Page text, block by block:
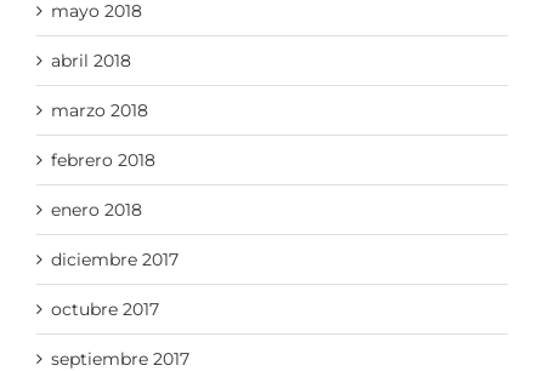
mayo 2018
abril 2018
marzo 2018
febrero 2018
enero 2018
diciembre 2017
octubre 2017
septiembre 2017